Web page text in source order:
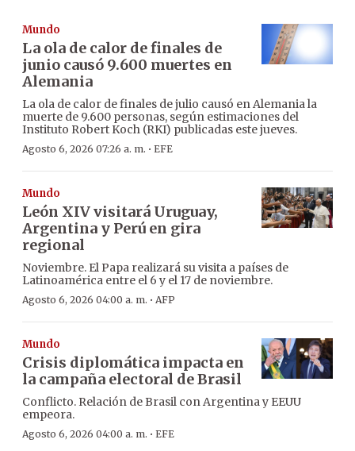
Mundo
La ola de calor de finales de
junio causó 9.600 muertes en
Alemania
La ola de calor de finales de julio causó en Alemania la
muerte de 9.600 personas, según estimaciones del
Instituto Robert Koch (RKI) publicadas este jueves.
Agosto 6, 2026 07:26 a. m. · EFE
Mundo
León XIV visitará Uruguay,
Argentina y Perú en gira
regional
Noviembre. El Papa realizará su visita a países de
Latinoamérica entre el 6 y el 17 de noviembre.
Agosto 6, 2026 04:00 a. m. · AFP
Mundo
Crisis diplomática impacta en
la campaña electoral de Brasil
Conflicto. Relación de Brasil con Argentina y EEUU
empeora.
Agosto 6, 2026 04:00 a. m. · EFE